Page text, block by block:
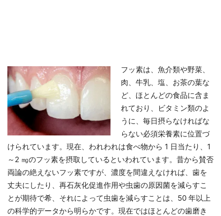
フッ素は、魚介類や野菜、
肉、牛乳、塩、お茶の葉な
ど、ほとんどの食品に含ま
れており、ビタミン類のよ
うに、毎日摂らなければな
らない必須栄養素に位置づ
けられています。現在、われわれは食べ物から 1 日当たり、1
～2 ㎎のフッ素を摂取しているといわれています。昔から賛否
両論の絶えないフッ素ですが、濃度を間違えなければ、歯を
丈夫にしたり、再石灰化促進作用や虫歯の原因菌を減らすこ
とが期待で希、それによって虫歯を減らすことは、50 年以上
の科学的データから明らかです。現在ではほとんどの歯磨き